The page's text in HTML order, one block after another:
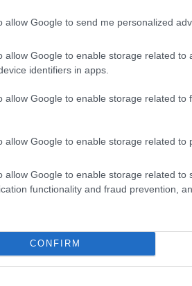
allow Google to send me personalized
allow Google to enable storage related to
identifiers in apps.
allow Google to enable storage related to
allow Google to enable storage related to
allow Google to enable storage related to
functionality and fraud prevention,
CONFIRM